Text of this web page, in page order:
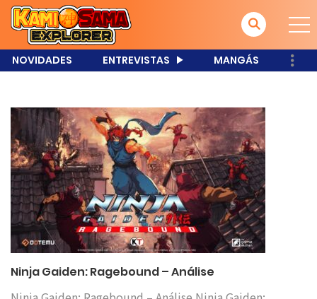
NOVIDADES ENTREVISTAS MANGÁS
Ninja Gaiden: Ragebound – Análise